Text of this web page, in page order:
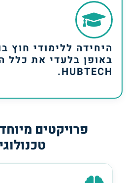
היחידה ללימודי חוץ
באופן בלעדי את כלל
HUBTECH.
פרויקטים